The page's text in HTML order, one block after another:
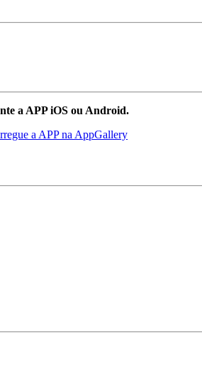
a APP iOS ou Android.